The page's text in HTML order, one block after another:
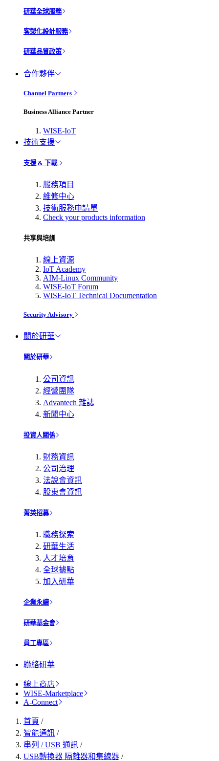
研華全球服務
客製化設計服務
研華品質政策
合作夥伴
Channel Partners
Business Alliance Partner
WISE-IoT
技術支援
支援 & 下載
服務項目
維修中心
技術服務申請單
Check your products information
共享與培訓
線上資源
IoT Academy
AIM-Linux Community
WISE-IoT Forum
WISE-IoT Technical Documentation
Security Advisory
關於研華
關於研華
公司資訊
經營團隊
Advantech 雜誌
新聞中心
投資人關係
財務資訊
公司治理
法說會資訊
股東會資訊
菁英招募
職務探索
研華生活
人才培育
全球據點
加入研華
企業永續
研華基金會
員工專區
聯絡研華
線上商店
WISE-Marketplace
A-Connect
首頁 /
智能通訊 /
串列 / USB 通訊 /
USB轉換器 隔離器和集線器 /